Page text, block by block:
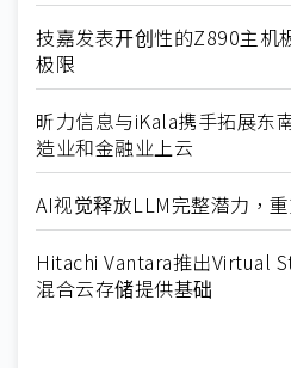
技嘉发表开创性的Z890主机
极限
昕力信息与iKala携手拓展东
造业和金融业上云
AI视觉释放LLM完整潜力，
Hitachi Vantara推出Virtual
混合云存储提供基础